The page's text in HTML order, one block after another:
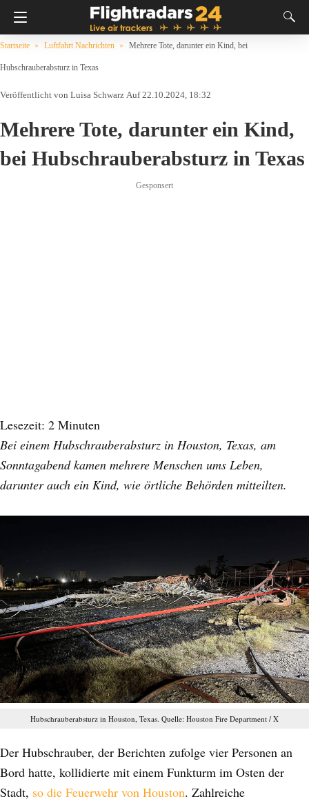
Startseite Luftfahrt Nachrichten Mehrere Tote, darunter ein Kind, bei
Hubschrauberabsturz in Texas
Luisa Schwarz Auf 22.10.2024, 18:32
Mehrere Tote, darunter ein Kind,
bei Hubschrauberabsturz in Texas
Gesponsert
Lesezeit: 2 Minuten
Bei einem Hubschrauberabsturz in Houston, Texas, am
Sonntagabend kamen mehrere Menschen ums Leben,
darunter auch ein Kind, wie örtliche Behörden mitteilten.
Hubschrauberabsturz in Houston, Texas. Quelle: Houston Fire Department / X
Der Hubschrauber, der Berichten zufolge vier Personen an
Bord hatte, kollidierte mit einem Funkturm im Osten der
Stadt, so die Feuerwehr von Houston. Zahlreiche